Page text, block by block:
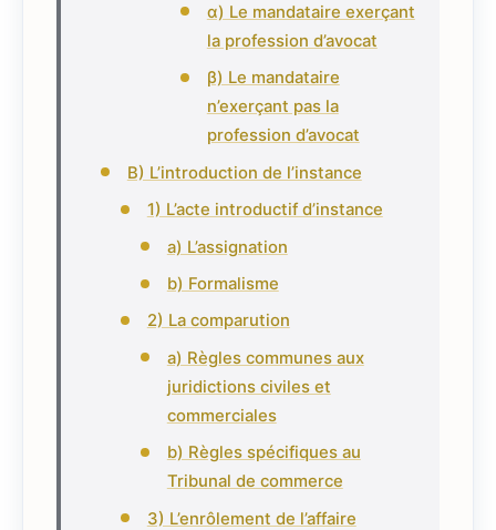
α) Le mandataire exerçant
la profession d’avocat
β) Le mandataire
n’exerçant pas la
profession d’avocat
B) L’introduction de l’instance
1) L’acte introductif d’instance
a) L’assignation
b) Formalisme
2) La comparution
a) Règles communes aux
juridictions civiles et
commerciales
b) Règles spécifiques au
Tribunal de commerce
3) L’enrôlement de l’affaire